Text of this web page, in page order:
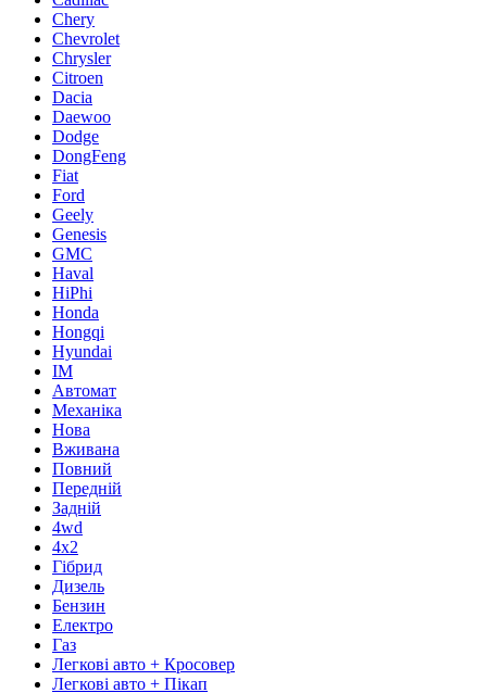
Chery
Chevrolet
Chrysler
Citroen
Dacia
Daewoo
Dodge
DongFeng
Fiat
Ford
Geely
Genesis
GMC
Haval
HiPhi
Honda
Hongqi
Hyundai
IM
Автомат
Механіка
Нова
Вживана
Повний
Передній
Задній
4wd
4х2
Гібрид
Дизель
Бензин
Електро
Газ
Легкові авто + Кросовер
Легкові авто + Пікап